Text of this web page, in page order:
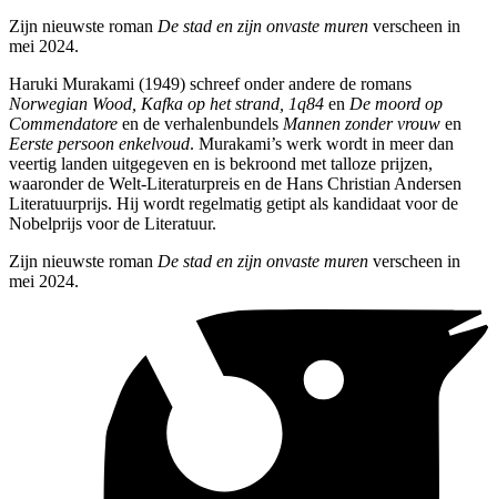
Zijn nieuwste roman De stad en zijn onvaste muren verscheen in
mei 2024.
Haruki Murakami (1949) schreef onder andere de romans
Norwegian Wood, Kafka op het strand, 1q84 en De moord op
Commendatore en de verhalenbundels Mannen zonder vrouw en
Eerste persoon enkelvoud. Murakami’s werk wordt in meer dan
veertig landen uitgegeven en is bekroond met talloze prijzen,
waaronder de Welt-Literaturpreis en de Hans Christian Andersen
Literatuurprijs. Hij wordt regelmatig getipt als kandidaat voor de
Nobelprijs voor de Literatuur.
Zijn nieuwste roman De stad en zijn onvaste muren verscheen in
mei 2024.